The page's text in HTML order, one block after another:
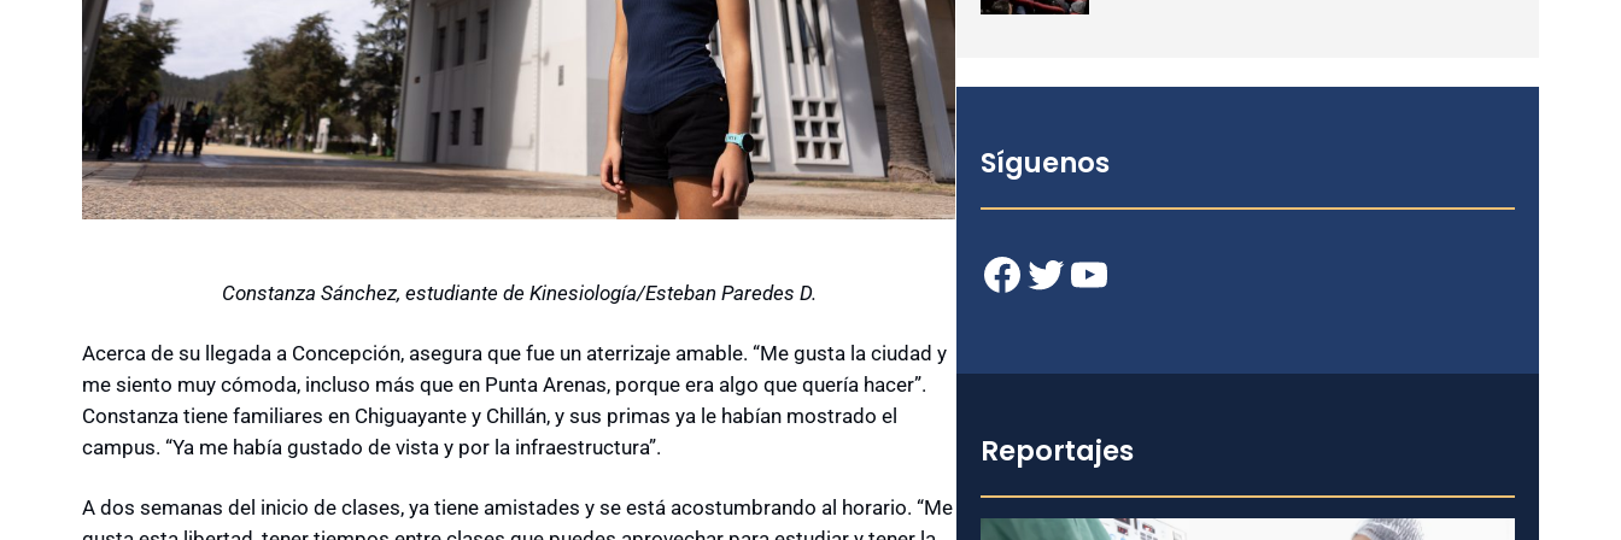
Constanza Sánchez, estudiante de Kinesiología/Esteban Paredes D.
Acerca de su llegada a Concepción, asegura que fue un aterrizaje amable. “Me gusta la ciudad y
me siento muy cómoda, incluso más que en Punta Arenas, porque era algo que quería hacer”.
Constanza tiene familiares en Chiguayante y Chillán, y sus primas ya le habían mostrado el
campus. “Ya me había gustado de vista y por la infraestructura”.
A dos semanas del inicio de clases, ya tiene amistades y se está acostumbrando al horario. “Me
Síguenos
Facebook Twitter YouTube
Reportajes